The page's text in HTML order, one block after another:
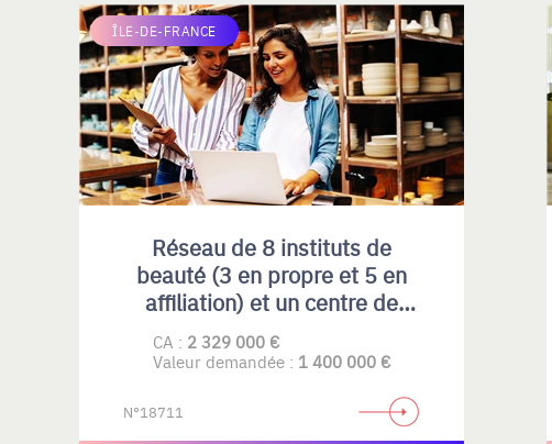
ÎLE-DE-FRANCE
Réseau de 8 instituts de
beauté (3 en propre et 5 en
affiliation) et un centre de
formation professionnelle
spécialisés principalement
CA : 2 329 000 €
Valeur demandée : 1 400 000 €
N°18711